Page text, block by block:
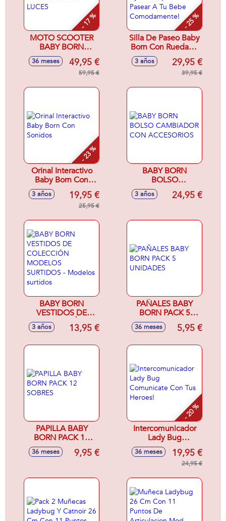
- 17 %
MOTO SCOOTER
BABY BORN
RADIO CONTROL
CON LUCES
36 meses 49,95 €
59,95 €
- 25 %
Silla De Paseo Baby
Born Con Ruedas Y
Mango Ajustable
¡Para Pasear A Tu
3 años 29,95 €
39,95 €
- 23 %
Orinal Interactivo
Baby Born Con
Sonidos
3 años 19,95 €
25,95 €
BABY BORN
BOLSO
CAMBIADOR CON
ACCESORIOS
3 años 24,95 €
BABY BORN
VESTIDOS DE
COLECCIÓN
MODELOS
3 años 13,95 €
PAÑALES BABY
BORN PACK 5
UNIDADES
36 meses 5,95 €
PAPILLA BABY
BORN PACK 12
SOBRES
36 meses 9,95 €
- 20 %
Intercomunicador
Lady Bug
Comunicate Con
Tus Heroes!
36 meses 19,95 €
24,95 €